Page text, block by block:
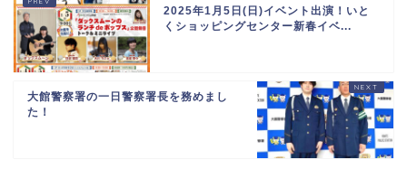
2025年1月5日(日)イベント出演！いと
くショッピングセンター新春イベ...
大館警察署の一日警察署長を務めまし
た！